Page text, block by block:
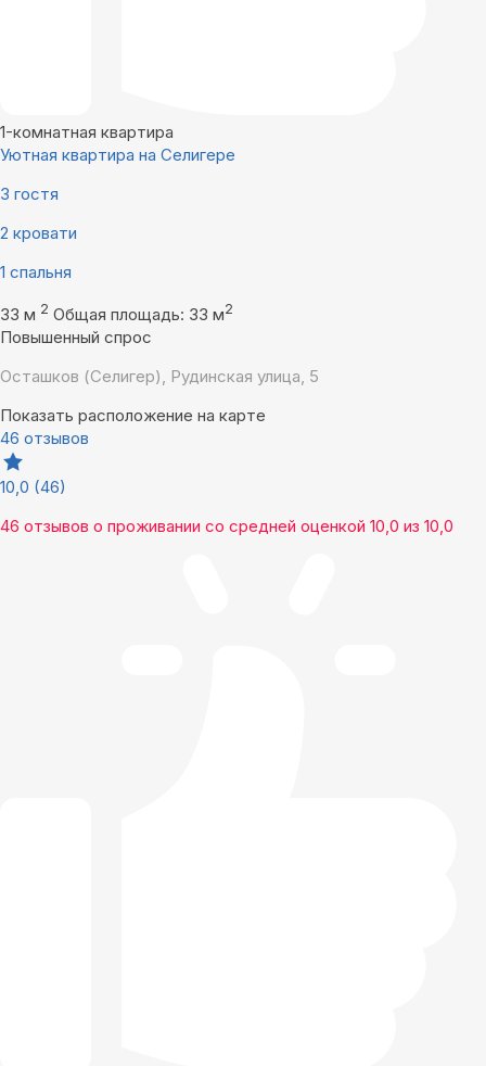
1-комнатная квартира
Уютная квартира на Селигере
3 гостя
2 кровати
1 спальня
33 м 2 Общая площадь: 33 м2
Повышенный спрос
Осташков (Селигер), Рудинская улица, 5
Показать расположение на карте
46 отзывов
10,0 (46)
46 отзывов о проживании со средней оценкой 10,0 из 10,0